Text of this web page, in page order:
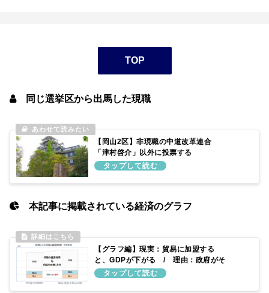
TOP
同じ選挙区から出馬した現職
【岡山2区】非現職の中道改革連合
「津村啓介」以外に投票する
本記事に掲載されている経済のグラフ
【グラフ編】現実：貿易に加盟する
と、GDPが下がる / 理由：政府がそ
う試算しているため